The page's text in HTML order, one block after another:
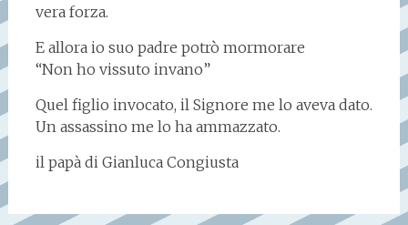
vera forza.
E allora io suo padre potrò mormorare
“Non ho vissuto invano”
Quel figlio invocato, il Signore me lo aveva dato.
Un assassino me lo ha ammazzato.
il papà di Gianluca Congiusta